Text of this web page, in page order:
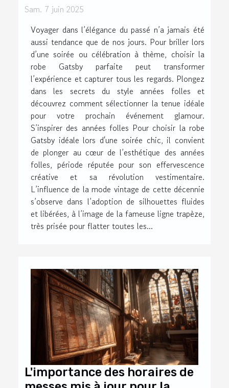
Sam. 7 juin 2025
Voyager dans l’élégance du passé n’a jamais été
aussi tendance que de nos jours. Pour briller lors
d’une soirée ou célébration à thème, choisir la
robe Gatsby parfaite peut transformer
l’expérience et capturer tous les regards. Plongez
dans les secrets du style années folles et
découvrez comment sélectionner la tenue idéale
pour votre prochain événement glamour.
S’inspirer des années folles Pour choisir la robe
Gatsby idéale lors d'une soirée chic, il convient
de plonger au cœur de l’esthétique des années
folles, période réputée pour son effervescence
créative et sa révolution vestimentaire.
L’influence de la mode vintage de cette décennie
s’observe dans l’adoption de silhouettes fluides
et libérées, à l’image de la fameuse ligne trapèze,
très prisée pour flatter toutes les...
L'importance des horaires de